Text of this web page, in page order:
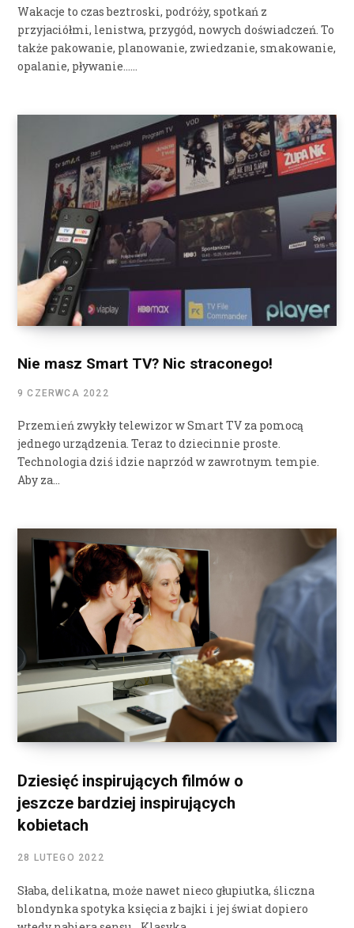
Wakacje to czas beztroski, podróży, spotkań z
przyjaciółmi, lenistwa, przygód, nowych doświadczeń. To
także pakowanie, planowanie, zwiedzanie, smakowanie,
opalanie, pływanie……
Nie masz Smart TV? Nic straconego!
9 CZERWCA 2022
Przemień zwykły telewizor w Smart TV za pomocą
jednego urządzenia. Teraz to dziecinnie proste.
Technologia dziś idzie naprzód w zawrotnym tempie.
Aby za…
Dziesięć inspirujących filmów o
jeszcze bardziej inspirujących
kobietach
28 LUTEGO 2022
Słaba, delikatna, może nawet nieco głupiutka, śliczna
blondynka spotyka księcia z bajki i jej świat dopiero